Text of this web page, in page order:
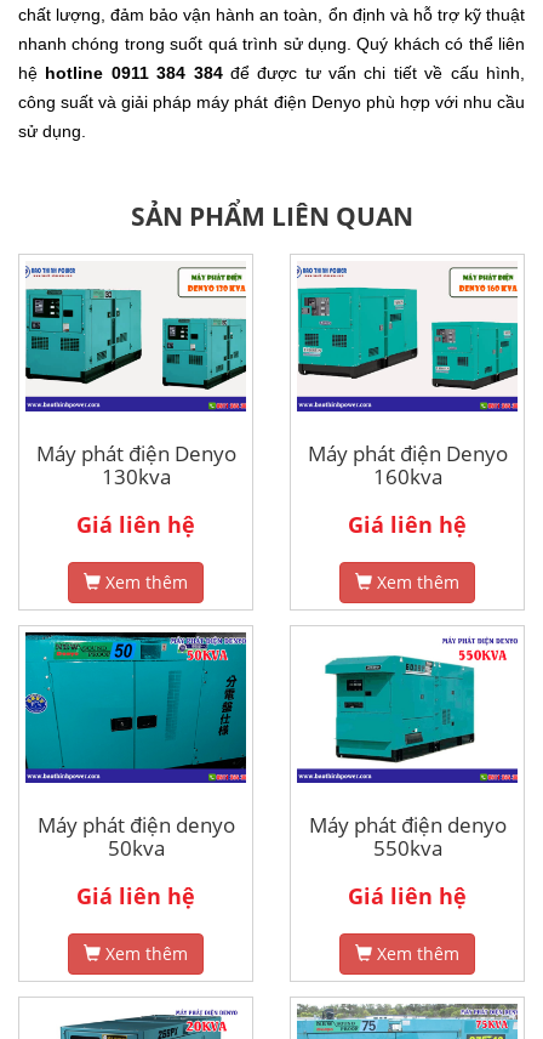
chất lượng, đảm bảo vận hành an toàn, ổn định và hỗ trợ kỹ thuật
nhanh chóng trong suốt quá trình sử dụng. Quý khách có thể liên
hệ hotline 0911 384 384để được tư vấn chi tiết về cấu hình,
công suất và giải pháp máy phát điện Denyo phù hợp với nhu cầu
sử dụng.
SẢN PHẨM LIÊN QUAN
Máy phát điện Denyo
130kva
Giá liên hệ
Xem thêm
Máy phát điện Denyo
160kva
Giá liên hệ
Xem thêm
Máy phát điện denyo
50kva
Giá liên hệ
Xem thêm
Máy phát điện denyo
550kva
Giá liên hệ
Xem thêm